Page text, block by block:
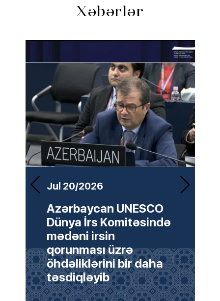
Xəbərlər
Azərbaycanın
“SECURE” modeli
UNESCO-nun
Ümumdünya İrs
Komitəsində təqdim
olunub
Azərbaycan UNESCO
Dünya İrs
mədəni irsin
qorunması üzrə
öhdəliklərini bir daha
təsdiqləyib
Jul 02/2026
Bakıda COP10
Bürosunun II rəsmi
iclası keçirilib